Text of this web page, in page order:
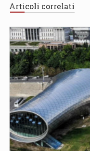
Articoli correlati